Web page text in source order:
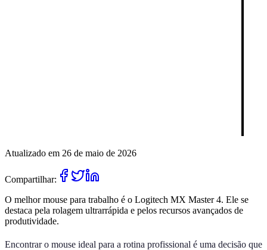
Atualizado em 26 de maio de 2026
Compartilhar:
O melhor mouse para trabalho é o Logitech MX Master 4. Ele se
destaca pela rolagem ultrarrápida e pelos recursos avançados de
produtividade.
Encontrar o mouse ideal para a rotina profissional é uma decisão que